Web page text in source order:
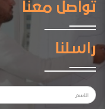
تواصل معنا
راسلنا